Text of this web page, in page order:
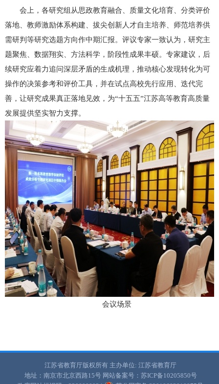
会上，各研究组从思政教育融合、质量文化培育、分类评价
落地、教师激励体系构建、拔尖创新人才自主培养、师范培养供
需研判等研究选题方向作中期汇报。评议专家一致认为，研究主
题聚焦、数据翔实、方法科学，阶段性成果丰硕。专家建议，后
续研究应着力追问深层矛盾的生成机理，推动核心发现转化为可
操作的决策参考和评价工具，并在试点高校先行应用、迭代完
善，让研究成果真正落地见效，为“十五五”江苏高等教育高质量
发展提供坚实智力支撑。
会议场景
江苏省教育厅版权所有 主办单位: 江苏省教育厅
地址：南京市北京西路15号 网站备案号：苏ICP备10205850号